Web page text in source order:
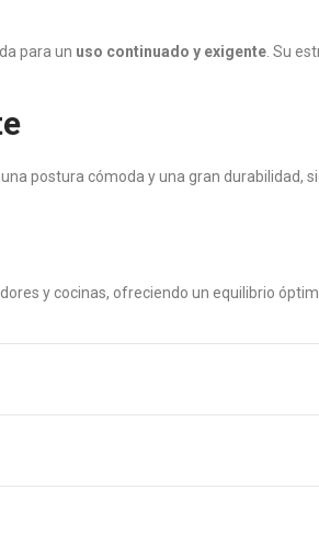
para un uso continuado y exigente . Su
postura cómoda y una gran durabilidad,
y cocinas, ofreciendo un equilibrio